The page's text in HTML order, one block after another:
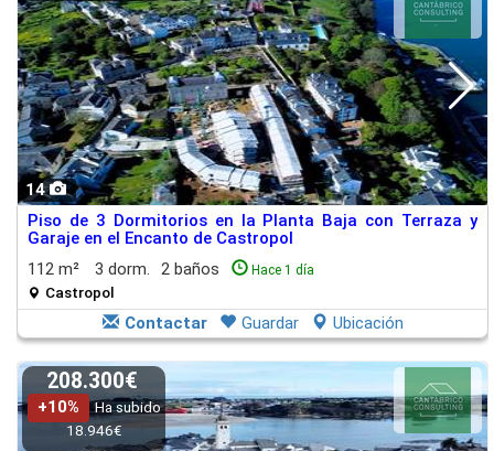
14
Piso de 3 Dormitorios en la Planta Baja con Terraza y
Garaje en el Encanto de Castropol
112 m²
3 dorm. 2 baños Hace 1 día
Castropol
Contactar Guardar Ubicación
208.300€
+10%
Ha subido
18.946€